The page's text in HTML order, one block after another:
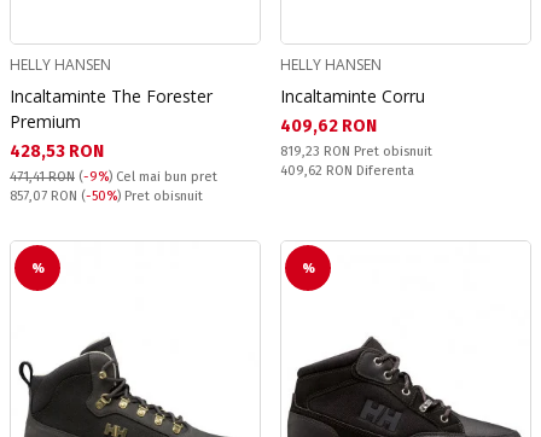
HELLY HANSEN
Incaltaminte The Forester
Premium
Текуща цена:
428,53 RON
471,41 RON (-9%) Cel mai bun pret
Pret obisnuit:
857,07 RON (-50%) Pret obisnuit
HELLY HANSEN
Incaltaminte Corru
Текуща цена:
409,62 RON
Pret obisnuit:
819,23 RON Pret obisnuit
Спестявате:
409,62 RON Diferenta
% %